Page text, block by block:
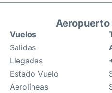
Aeropuerto
Vuelos
Salidas
Llegadas
Estado Vuelo
Aerolíneas